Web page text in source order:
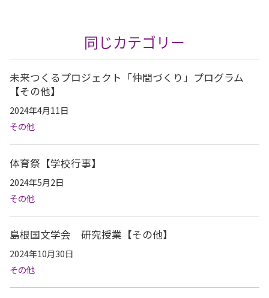
同じカテゴリー
未来つくるプロジェクト「仲間づくり」プログラム
【その他】
2024年4月11日
その他
体育祭【学校行事】
2024年5月2日
その他
島根国文学会 研究授業【その他】
2024年10月30日
その他